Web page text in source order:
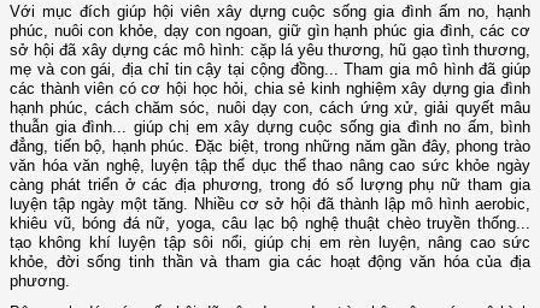
Với mục đích giúp hội viên xây dựng cuộc sống gia đình ấm no, hạnh
phúc, nuôi con khỏe, dạy con ngoan, giữ gìn hạnh phúc gia đình, các cơ
sở hội đã xây dựng các mô hình: cặp lá yêu thương, hũ gạo tình thương,
mẹ và con gái, địa chỉ tin cậy tại cộng đồng... Tham gia mô hình đã giúp
các thành viên có cơ hội học hỏi, chia sẻ kinh nghiệm xây dựng gia đình
hạnh phúc, cách chăm sóc, nuôi dạy con, cách ứng xử, giải quyết mâu
thuẫn gia đình... giúp chị em xây dựng cuộc sống gia đình no ấm, bình
đẳng, tiến bộ, hạnh phúc. Đặc biệt, trong những năm gần đây, phong trào
văn hóa văn nghệ, luyện tập thể dục thể thao nâng cao sức khỏe ngày
càng phát triển ở các địa phương, trong đó số lượng phụ nữ tham gia
luyện tập ngày một tăng. Nhiều cơ sở hội đã thành lập mô hình aerobic,
khiêu vũ, bóng đá nữ, yoga, câu lạc bộ nghệ thuật chèo truyền thống...
tạo không khí luyện tập sôi nổi, giúp chị em rèn luyện, nâng cao sức
khỏe, đời sống tinh thần và tham gia các hoạt động văn hóa của địa
phương.